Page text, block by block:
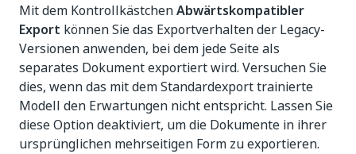
Mit dem KontrollkästchenAbwärtskompatibler
Export können Sie das Exportverhalten der Legacy-
Versionen anwenden, bei dem jede Seite als
separates Dokument exportiert wird. Versuchen Sie
dies, wenn das mit dem Standardexport trainierte
Modell den Erwartungen nicht entspricht. Lassen Sie
diese Option deaktiviert, um die Dokumente in ihrer
ursprünglichen mehrseitigen Form zu exportieren.